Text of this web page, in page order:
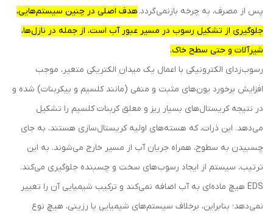
پس از مصرف، به چرخه بازنمی‌گردد.هدف اصلی در چنین سیستم‌هایی،
جلوگیری از تشکیل رسوب در مسیر عبور آب است، از جمله در نازل‌ها،
شیرآلات و حتی سطح خاک.
رسوب‌زدای الکترونیکی با اعمال یک میدان الکتریکی متغیر، موجب
افزایش برخورد یون‌های مثبت و منفی (مانند کلسیم و بیکربنات) شده و
در نتیجه کریستال‌های بسیار ریز و معلق کربنات کلسیم را تشکیل
می‌دهد. این ذرات، که هسته‌های اولیه کریستال‌سازی هستند، به جای
چسبیدن به سطوح، همراه جریان آب از مسیر خارج می‌شوند. به این
ترتیب، سیستم از ایجاد رسوب‌های سخت و چسبنده جلوگیری می‌کند.
EDS هیچ ماده‌ای به آب اضافه نمی‌کند و ترکیب شیمیایی آن را تغییر
نمی‌دهد؛ بنابراین، برخلاف سیستم‌های شیمیایی یا رزینی، هیچ نوع